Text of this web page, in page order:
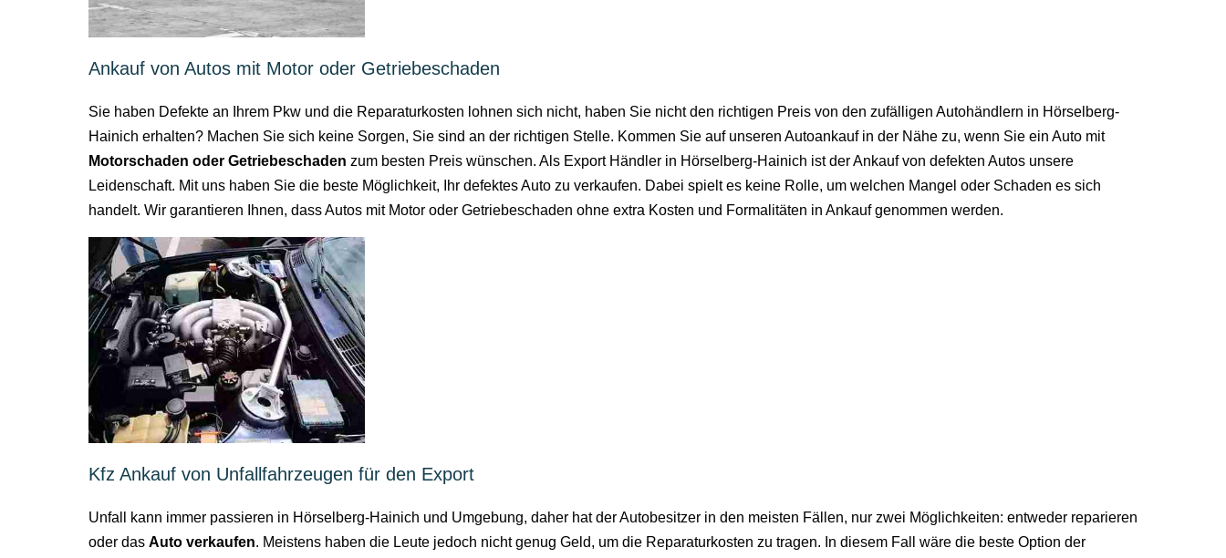
Ankauf von Autos mit Motor oder Getriebeschaden
Sie haben Defekte an Ihrem Pkw und die Reparaturkosten lohnen sich nicht, haben Sie nicht den richtigen Preis von den zufälligen Autohändlern in Hörselberg-
Hainich erhalten? Machen Sie sich keine Sorgen, Sie sind an der richtigen Stelle. Kommen Sie auf unseren Autoankauf in der Nähe zu, wenn Sie ein Auto mit
Motorschaden oder Getriebeschaden zum besten Preis wünschen. Als Export Händler in Hörselberg-Hainich ist der Ankauf von defekten Autos unsere
Leidenschaft. Mit uns haben Sie die beste Möglichkeit, Ihr defektes Auto zu verkaufen. Dabei spielt es keine Rolle, um welchen Mangel oder Schaden es sich
handelt. Wir garantieren Ihnen, dass Autos mit Motor oder Getriebeschaden ohne extra Kosten und Formalitäten in Ankauf genommen werden.
Kfz Ankauf von Unfallfahrzeugen für den Export
Unfall kann immer passieren in Hörselberg-Hainich und Umgebung, daher hat der Autobesitzer in den meisten Fällen, nur zwei Möglichkeiten: entweder reparieren
oder das Auto verkaufen. Meistens haben die Leute jedoch nicht genug Geld, um die Reparaturkosten zu tragen. In diesem Fall wäre die beste Option der